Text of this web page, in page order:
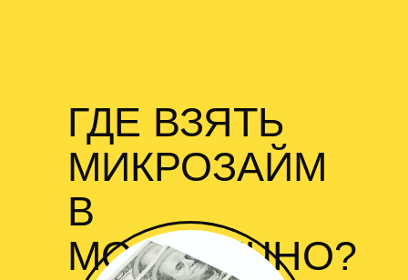
ГДЕ ВЗЯТЬ
МИКРОЗАЙМ
В
МОЛОДЕЧНО?